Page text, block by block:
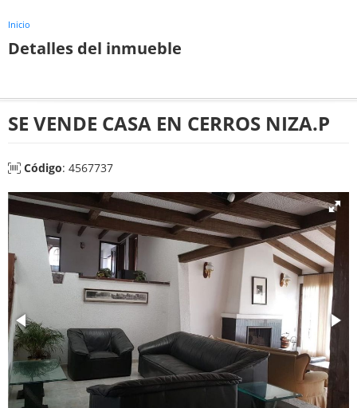
Inicio
Detalles del inmueble
SE VENDE CASA EN CERROS NIZA.P
Código: 4567737